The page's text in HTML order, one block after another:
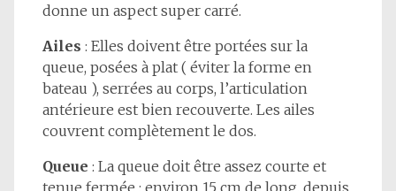
donne un aspect super carré.
Ailes : Elles doivent être portées sur la
queue, posées à plat ( éviter la forme en
bateau ), serrées au corps, l’articulation
antérieure est bien recouverte. Les ailes
couvrent complètement le dos.
Queue : La queue doit être assez courte et
tenue fermée : environ 15 cm de long, depuis